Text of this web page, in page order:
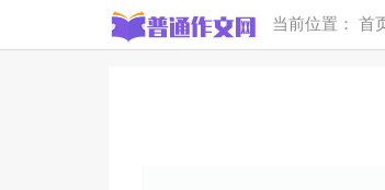
当前位置： 首